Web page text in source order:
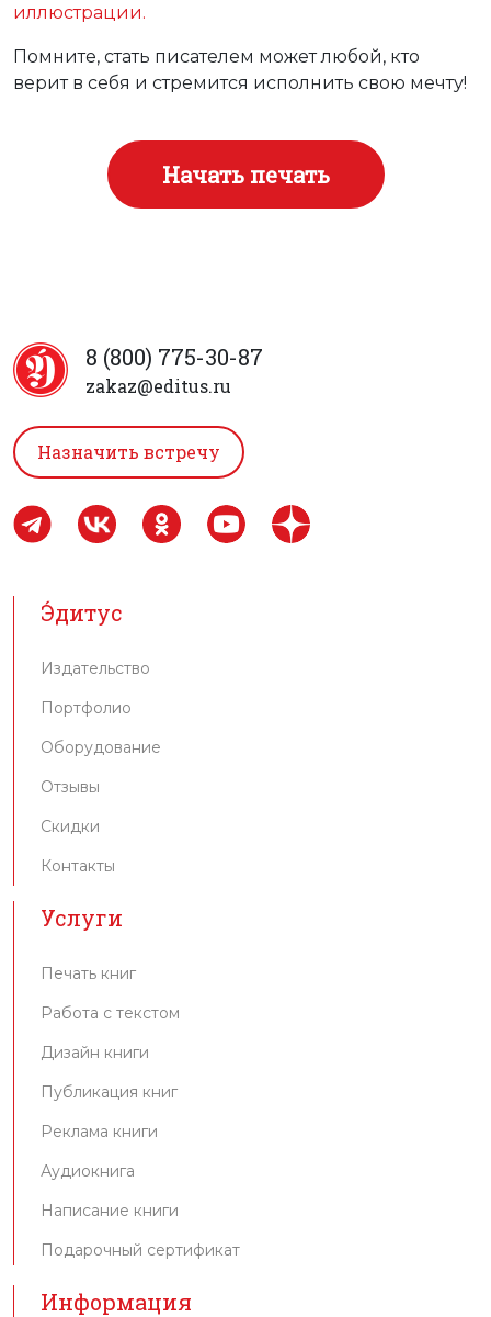
иллюстрации.
Помните, стать писателем может любой, кто
верит в себя и стремится исполнить свою мечту!
Начать печать
8 (800) 775-30-87
zakaz@editus.ru
Назначить встречу
Э́дитус
Издательство
Портфолио
Оборудование
Отзывы
Скидки
Контакты
Услуги
Печать книг
Работа с текстом
Дизайн книги
Публикация книг
Реклама книги
Аудиокнига
Написание книги
Подарочный сертификат
Информация